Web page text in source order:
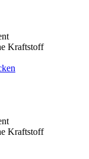
Kraftstoff
Kraftstoff